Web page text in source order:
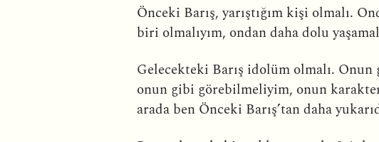
Önceki Barış, yarıştığım kişi olmalı.
biri olmalıyım, ondan daha dolu
Gelecekteki Barış idolüm olmalı.
onun gibi görebilmeliyim, onun
arada ben Önceki Barış’tan daha